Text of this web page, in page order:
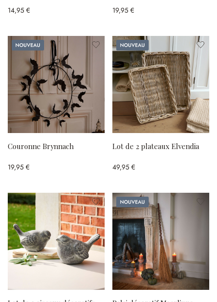
14,95 € 19,95 €
Nouveau
Couronne Brynnach
19,95 €
Nouveau
Lot de 2 plateaux Elvendia
49,95 €
Nouveau